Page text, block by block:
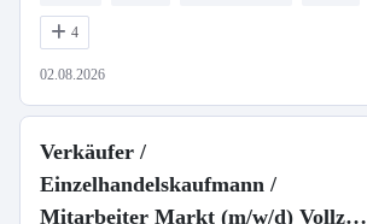
4
02.08.2026
Verkäufer /
Einzelhandelskaufmann /
Mitarbeiter Markt (m/w/d) Vollzeit